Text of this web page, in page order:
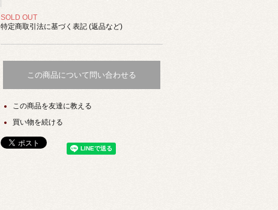
SOLD OUT
特定商取引法に基づく表記 (返品など)
この商品について問い合わせる
この商品を友達に教える
買い物を続ける